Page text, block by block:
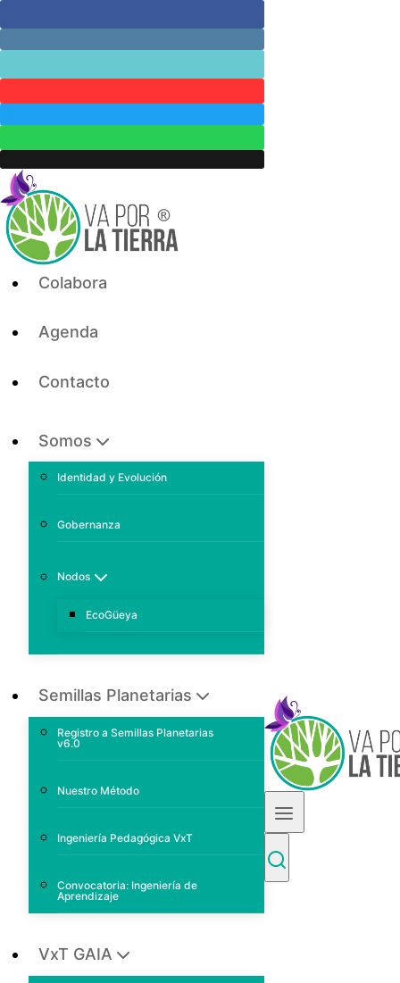
to
Colabora
Agenda
Contacto
Somos
Identidad y Evolución
Gobernanza
Nodos
EcoGüeya
Semillas Planetarias
Registro a Semillas Planetarias
v6.0
Nuestro Método
Ingeniería Pedagógica VxT
Convocatoria: Ingeniería de
Aprendizaje
VxT GAIA